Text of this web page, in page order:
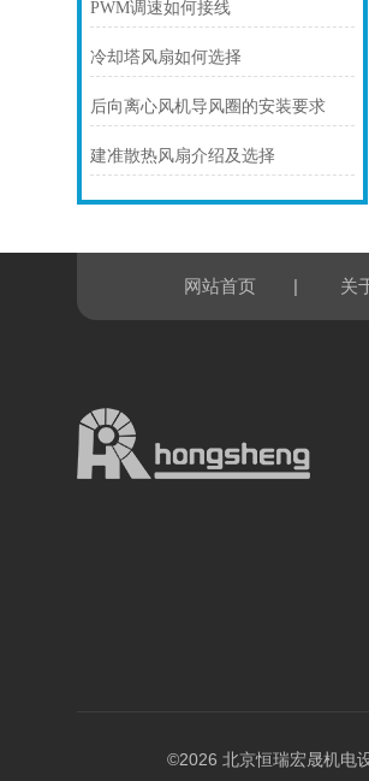
PWM调速如何接线
冷却塔风扇如何选择
后向离心风机导风圈的安装要求
建准散热风扇介绍及选择
网站首页 | 关
©2026 北京恒瑞宏晟机电